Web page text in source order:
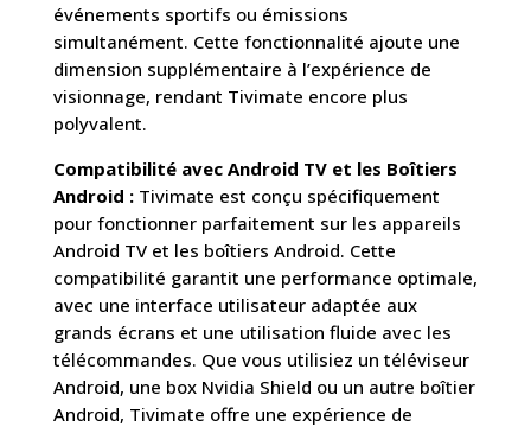
événements sportifs ou émissions
simultanément. Cette fonctionnalité ajoute une
dimension supplémentaire à l’expérience de
visionnage, rendant Tivimate encore plus
polyvalent.
Compatibilité avec Android TV et les Boîtiers
Android :Tivimate est conçu spécifiquement
pour fonctionner parfaitement sur les appareils
Android TV et les boîtiers Android. Cette
compatibilité garantit une performance optimale,
avec une interface utilisateur adaptée aux
grands écrans et une utilisation fluide avec les
télécommandes. Que vous utilisiez un téléviseur
Android, une box Nvidia Shield ou un autre boîtier
Android, Tivimate offre une expérience de